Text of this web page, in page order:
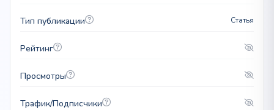
Тип публикации Статья
Рейтинг
Просмотры
Трафик/Подписчики